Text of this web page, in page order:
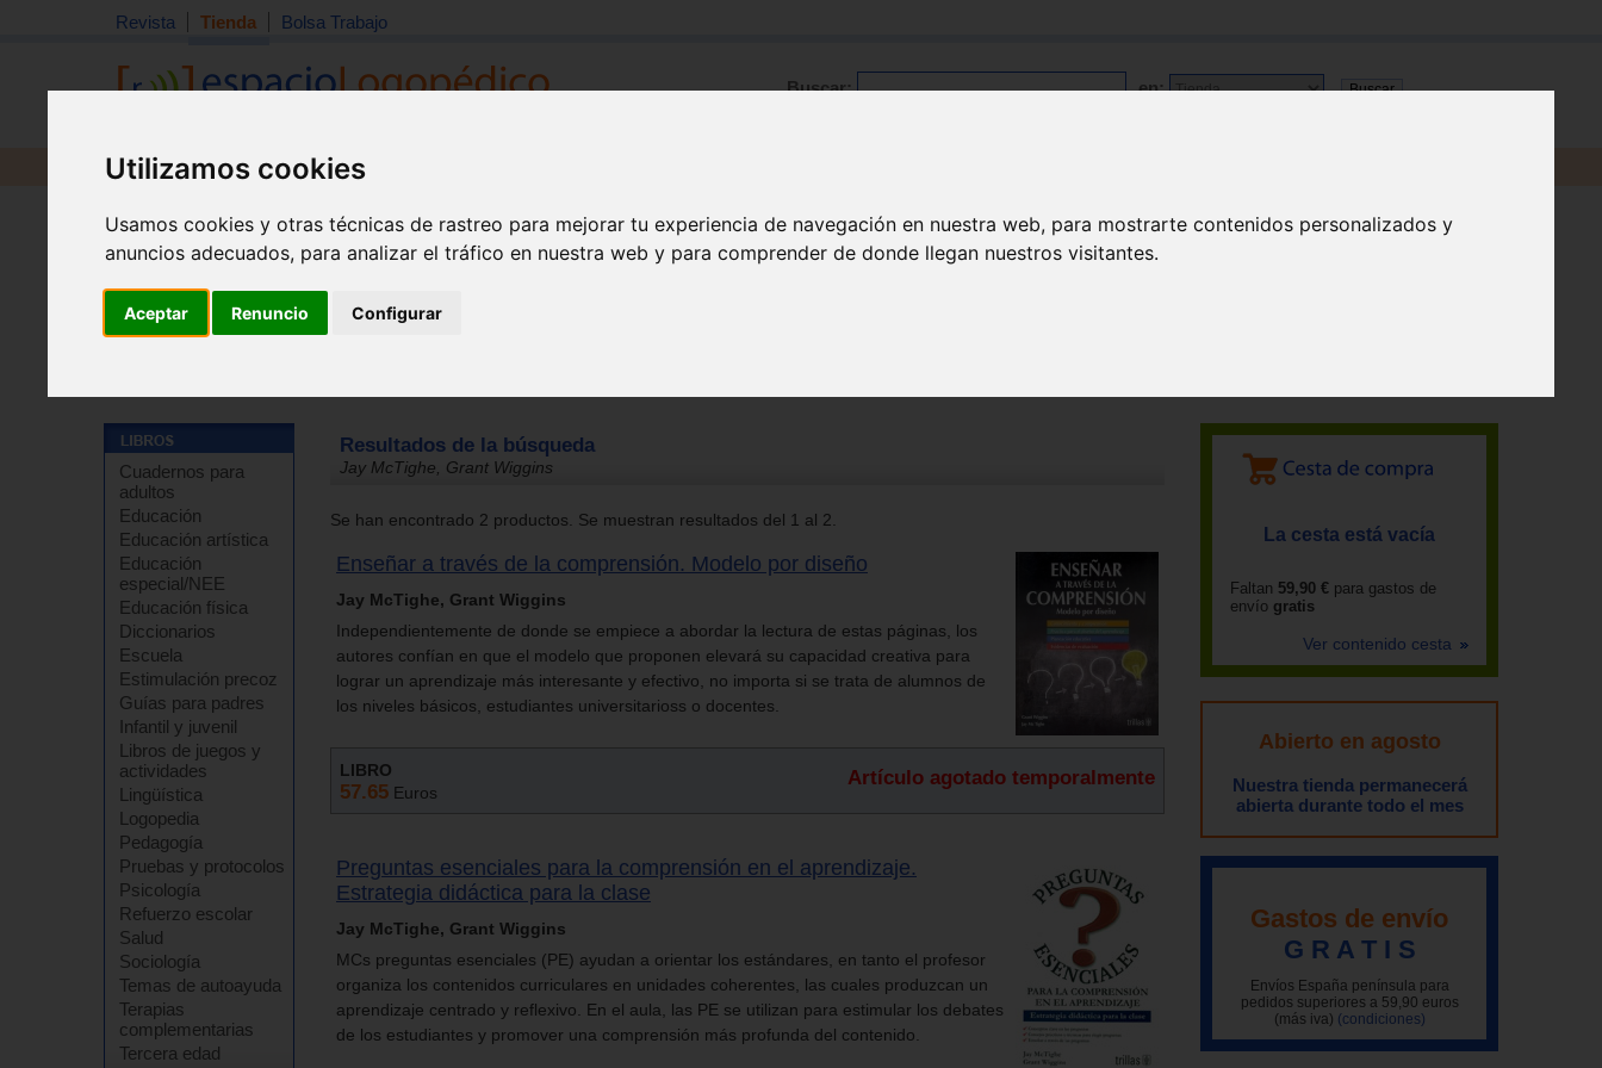
Utilizamos cookies
Usamos cookies y otras técnicas de rastreo para mejorar tu experiencia de navegación en nuestra web, para mostrarte contenidos personalizados y
anuncios adecuados, para analizar el tráfico en nuestra web y para comprender de donde llegan nuestros visitantes.
Aceptar Renuncio Configurar
Revista Tienda Bolsa Trabajo
Buscar: en:
Revista Libros Material
Cuadernos para
adultos
Educación
Educación artística
Educación
especial/NEE
Educación física
Diccionarios
Escuela
Estimulación precoz
Guías para padres
Infantil y juvenil
Libros de juegos y
actividades
Lingüística
Logopedia
Pedagogía
Pruebas y protocolos
Psicología
Refuerzo escolar
Salud
Sociología
Temas de autoayuda
Terapias
complementarias
Tercera edad
Resultados de la búsqueda
Jay McTighe, Grant Wiggins
Se han encontrado 2 productos. Se muestran resultados del 1 al 2.
Enseñar a través de la comprensión. Modelo por diseño
Jay McTighe, Grant Wiggins
Independientemente de donde se empiece a abordar la lectura de estas páginas, los
autores confían en que el modelo que proponen elevará su capacidad creativa para
lograr un aprendizaje más interesante y efectivo, no importa si se trata de alumnos de
los niveles básicos, estudiantes universitarioss o docentes.
LIBRO
57.65 Euros
Artículo agotado temporalmente
Preguntas esenciales para la comprensión en el aprendizaje.
Estrategia didáctica para la clase
Jay McTighe, Grant Wiggins
MCs preguntas esenciales (PE) ayudan a orientar los estándares, en tanto el profesor
organiza los contenidos curriculares en unidades coherentes, las cuales produzcan un
aprendizaje centrado y reflexivo. En el aula, las PE se utilizan para estimular los debates
de los estudiantes y promover una comprensión más profunda del contenido.
La cesta está vacía
Faltan 59,90 € para gastos de
envío gratis
Ver contenido cesta
Abierto en agosto
Nuestra tienda permanecerá
abierta durante todo el mes
Gastos de envío
G R A T I S
Envíos España península para
pedidos superiores a 59,90 euros
(más iva) (condiciones)